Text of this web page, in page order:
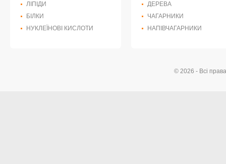
ЛІПІДИ
БІЛКИ
НУКЛЕЇНОВІ КИСЛОТИ
ДЕРЕВА
ЧАГАРНИКИ
НАПІВЧАГАРНИКИ
© 2026 - Всі